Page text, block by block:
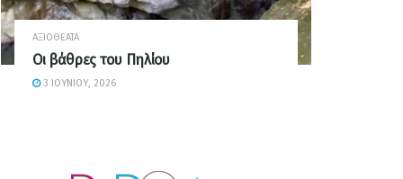
ΑΞΙΟΘΈΑΤΑ
Οι βάθρες του Πηλίου
3 ΙΟΥΝΊΟΥ, 2026